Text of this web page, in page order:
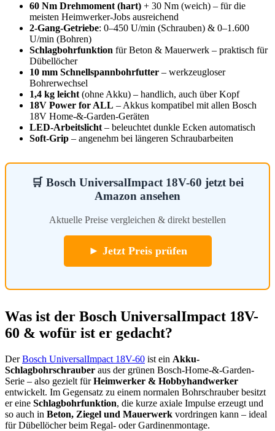
60 Nm Drehmoment (hart) + 30 Nm (weich) – für die
meisten Heimwerker-Jobs ausreichend
2-Gang-Getriebe: 0–450 U/min (Schrauben) & 0–1.600
U/min (Bohren)
Schlagbohrfunktion für Beton & Mauerwerk – praktisch für
Dübellöcher
10 mm Schnellspannbohrfutter – werkzeugloser
Bohrerwechsel
1,4 kg leicht (ohne Akku) – handlich, auch über Kopf
18V Power for ALL – Akkus kompatibel mit allen Bosch
18V Home-&-Garden-Geräten
LED-Arbeitslicht – beleuchtet dunkle Ecken automatisch
Soft-Grip – angenehm bei längeren Schraubarbeiten
🛒 Bosch UniversalImpact 18V-60 jetzt bei
Amazon ansehen
Aktuelle Preise vergleichen & direkt bestellen
► Jetzt Preis prüfen
Was ist der Bosch UniversalImpact 18V-
60 & wofür ist er gedacht?
DerBosch UniversalImpact 18V-60 ist ein Akku-
Schlagbohrschrauber aus der grünen Bosch-Home-&-Garden-
Serie – also gezielt fürHeimwerker & Hobbyhandwerker
entwickelt. Im Gegensatz zu einem normalen Bohrschrauber besitzt
er eine Schlagbohrfunktion, die kurze axiale Impulse erzeugt und
so auch in Beton, Ziegel und Mauerwerk vordringen kann – ideal
für Dübellöcher beim Regal- oder Gardinenmontage.